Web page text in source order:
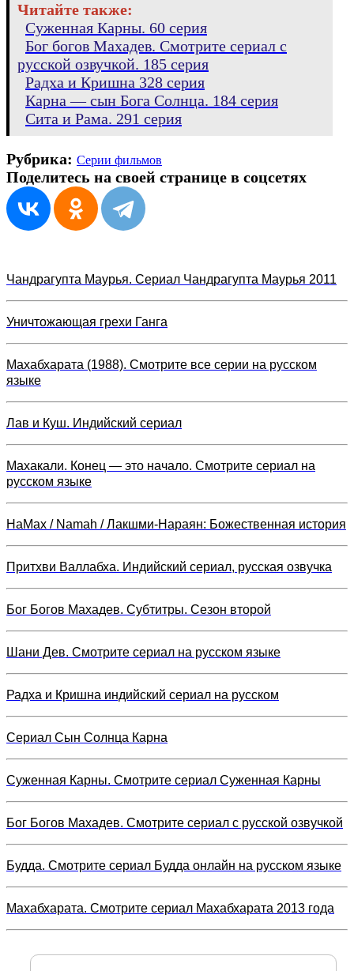
Читайте также:
Суженная Карны. 60 серия
Бог богов Махадев. Смотрите сериал с
русской озвучкой. 185 серия
Радха и Кришна 328 серия
Карна — сын Бога Солнца. 184 серия
Сита и Рама. 291 серия
Рубрика: Серии фильмов
Поделитесь на своей странице в соцсетях
Чандрагупта Маурья. Сериал Чандрагупта Маурья 2011
Уничтожающая грехи Ганга
Махабхарата (1988). Смотрите все серии на русском
языке
Лав и Куш. Индийский сериал
Махакали. Конец — это начало. Смотрите сериал на
русском языке
НаМах / Namah / Лакшми-Нараян: Божественная история
Притхви Валлабха. Индийский сериал, русская озвучка
Бог Богов Махадев. Субтитры. Сезон второй
Шани Дев. Смотрите сериал на русском языке
Радха и Кришна индийский сериал на русском
Сериал Сын Солнца Карна
Суженная Карны. Смотрите сериал Суженная Карны
Бог Богов Махадев. Смотрите сериал с русской озвучкой
Будда. Смотрите сериал Будда онлайн на русском языке
Махабхарата. Смотрите сериал Махабхарата 2013 года